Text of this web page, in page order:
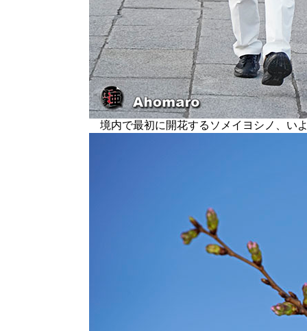
境内で最初に開花するソメイヨシノ、い